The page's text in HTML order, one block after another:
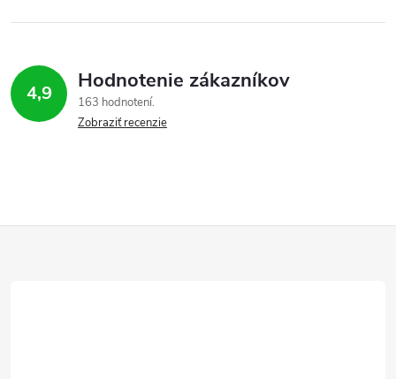
4,9 Hodnotenie zákazníkov
163 hodnotení
Zobraziť recenzie